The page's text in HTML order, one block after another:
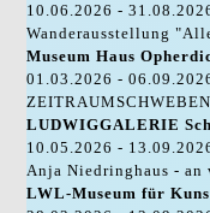
10.06.2026 -
Wanderausstellung
Museum Haus
01.03.2026 -
ZEITRAUMSCHWEBEN
LUDWIGGALERIE
10.05.2026 -
Anja Niedringhaus - an
LWL-Museum für